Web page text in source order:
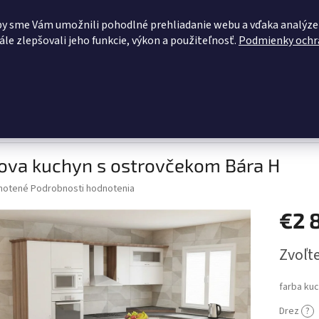
sme Vám umožnili pohodlné prehliadanie webu a vďaka analýze
zlepšovali jeho funkcie, výkon a použiteľnosť. Podmienky
kuchyn s ostrovčekom Bára H
Podrobnosti hodnotenia
€2
cena:
farba
Drez ?